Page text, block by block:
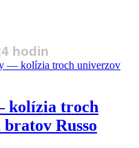
hodin
kolízia troch
Russo